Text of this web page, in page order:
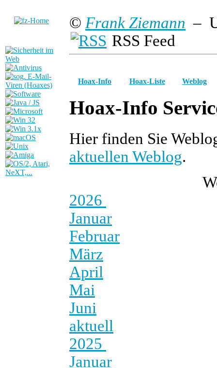
© Frank Ziemann –
RSS Feed
Hoax-Info Hoax-Liste Weblog
Hoax-Info
Hier finden Sie
aktuellen Weblog.
2026
Januar
Februar
März
April
Mai
Juni
aktuell
2025
Januar